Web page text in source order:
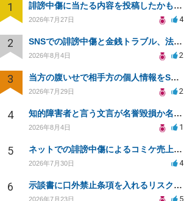
1 誹謗中傷に当たる内容を投稿したかもしれない。開示請求や民事刑事裁判に発展しうるのか教えて欲しい。
2026年7月27日 4
2 SNSでの誹謗中傷と金銭トラブル、法的対応の相談
2026年8月4日 2
3 当方の腹いせで相手方の個人情報をSNSで晒してしまい名誉毀損させてしまったかもしれない
2026年7月29日 2
4 知的障害者と言う文言が名誉毀損か名誉感情の侵害になるか教えてほしい。
2026年8月4日 1
5 ネットでの誹謗中傷によるコミケ売上減少、損害賠償は可能か？
2026年7月30日 4
6 示談書に口外禁止条項を入れるリスクはありますか？
2026年7月23日 5